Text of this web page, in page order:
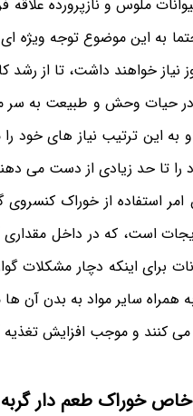
ملوس و نازپرورده
به این موضوع توجه
نیاز خواهند داشت، تا از رشد
حیات وحش و طبیعت به سر
به این ترتیب نیاز های خود
را تا حد زیادی از دست می
امر استفاده از خوراک
است، که در داخل مقداری
برای اینکه دچار مشکلات
همراه سایر مواد به بدن آن
کنند و موجب افزایش
خوراک طعم دار گربه